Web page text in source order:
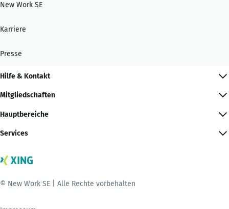
New Work SE
Karriere
Presse
Hilfe & Kontakt
Mitgliedschaften
Hauptbereiche
Services
© New Work SE | Alle Rechte vorbehalten